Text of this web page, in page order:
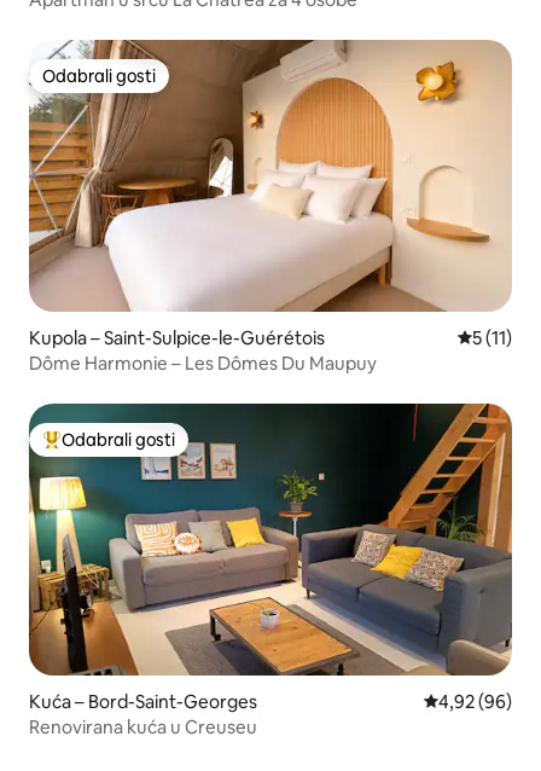
Odabrali gosti
Odabrali gosti
Kupola – Saint-Sulpice-le-Guérétois
5 (11)
Dôme Harmonie – Les Dômes Du Maupuy
Među najviše rangiranima s oznakom „Odabrali gosti”
Odabrali gosti
Kuća – Bord-Saint-Georges Prosječna
4,92 (96)
Renovirana kuća u Creuseu